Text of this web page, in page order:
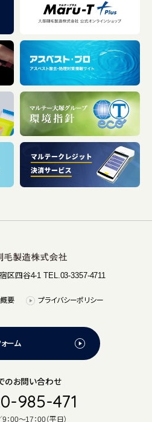
区四谷4-1 TEL.03-3357-4711
要 プライバシーポリシー
ーム
のお問い合わせ
985-471
00～17：00（平日）